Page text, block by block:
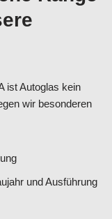
ist Autoglas kein
wir besonderen
und Ausführung